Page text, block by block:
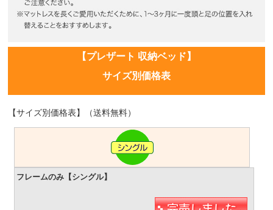
【プレザート 収納ベッド】
サイズ別価格表
【サイズ別価格表】（送料無料）